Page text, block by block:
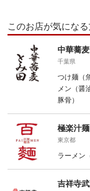
このお店が気にな
中華蕎
千葉県
つけ麺（
メン（醤
豚骨）
極楽汁
東京都
ラーメン
吉祥寺